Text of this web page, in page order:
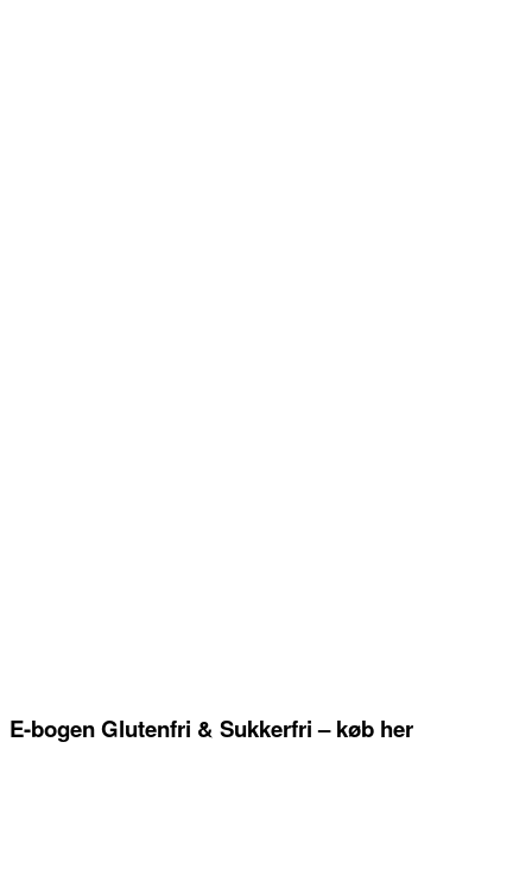
E-bogen Glutenfri & Sukkerfri – køb her